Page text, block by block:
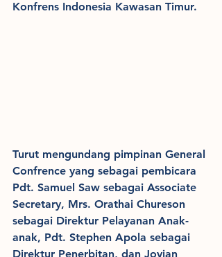
Konfrens Indonesia Kawasan Timur.
Turut mengundang pimpinan General
Confrence yang sebagai pembicara
Pdt. Samuel Saw sebagai Associate
Secretary, Mrs. Orathai Chureson
sebagai Direktur Pelayanan Anak-
anak, Pdt. Stephen Apola sebagai
Direktur Penerbitan, dan Jovian